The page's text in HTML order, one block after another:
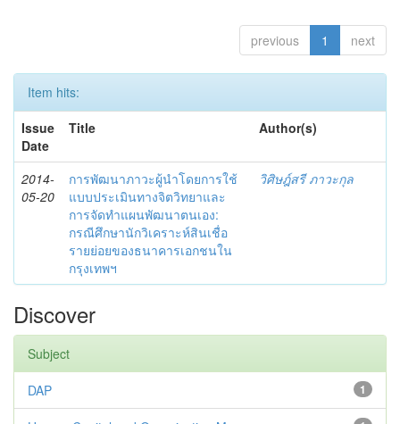
previous 1 next
Item hits:
Issue
Date
Title Author(s)
2014-
05-20
การพัฒนาภาวะผู้นำโดยการใช้
แบบประเมินทางจิตวิทยาและ
การจัดทำแผนพัฒนาตนเอง:
กรณีศึกษานักวิเคราะห์สินเชื่อ
รายย่อยของธนาคารเอกชนใน
กรุงเทพฯ
วิศิษฎ์สรี ภาวะกุล
Discover
Subject
1
DAP